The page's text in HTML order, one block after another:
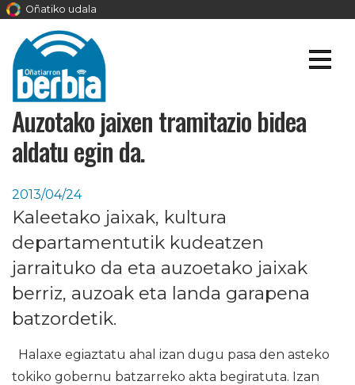
Oñatiko udala
Auzotako jaixen tramitazio bidea
aldatu egin da.
2013/04/24
Kaleetako jaixak, kultura
departamentutik kudeatzen
jarraituko da eta auzoetako jaixak
berriz, auzoak eta landa garapena
batzordetik.
Halaxe egiaztatu ahal izan dugu pasa den asteko
tokiko gobernu batzarreko akta begiratuta. Izan